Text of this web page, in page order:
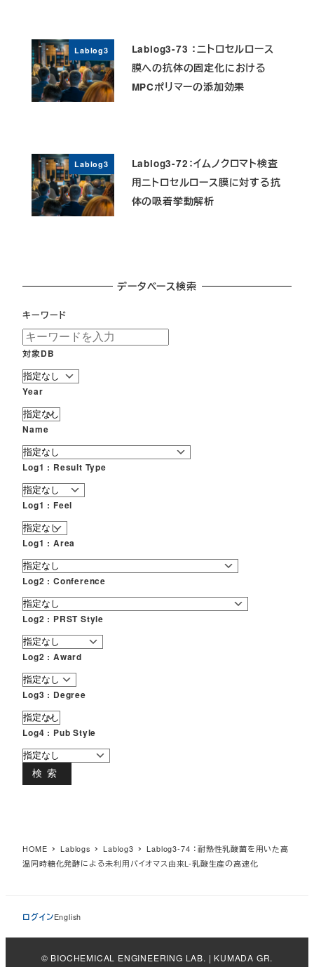
Lablog3
Lablog3-73 ：ニトロセルロース
膜への抗体の固定化における
MPCポリマーの添加効果
Lablog3
Lablog3-72：イムノクロマト検査
用ニトロセルロース膜に対する抗
体の吸着挙動解析
データベース検索
キーワード
対象DB
Year
Name
Log1 : Result Type
Log1 : Feel
Log1 : Area
Log2 : Conference
Log2 : PRST Style
Log2 : Award
Log3 : Degree
Log4 : Pub Style
検索
HOME Lablogs Lablog3
Lablog3-74 ：耐熱性乳酸菌を用いた高
温同時糖化発酵による未利用バイオマス由来L-乳酸生産の高速化
ログインEnglish
© BIOCHEMICAL ENGINEERING LAB. | KUMADA GR.